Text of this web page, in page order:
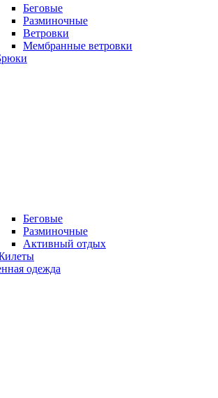
Беговые
Разминочные
Ветровки
Мембранные ветровки
Беговые
Разминочные
Активный отдых
одежда